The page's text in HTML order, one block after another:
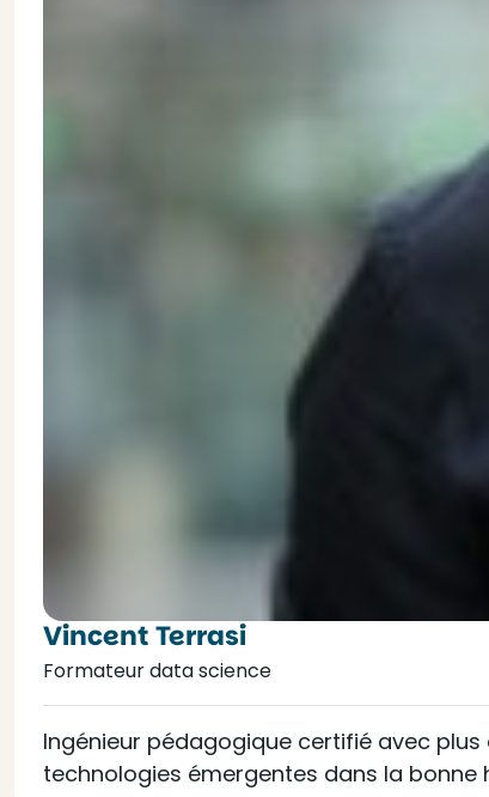
Vincent Terrasi
Formateur data science
Ingénieur pédagogique certifié avec
technologies émergentes dans la bonne